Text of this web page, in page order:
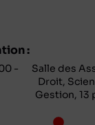
:
-
Salle des
Droit,
Gestion, 13